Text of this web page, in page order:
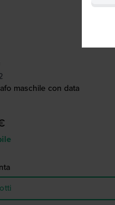
maschile con data